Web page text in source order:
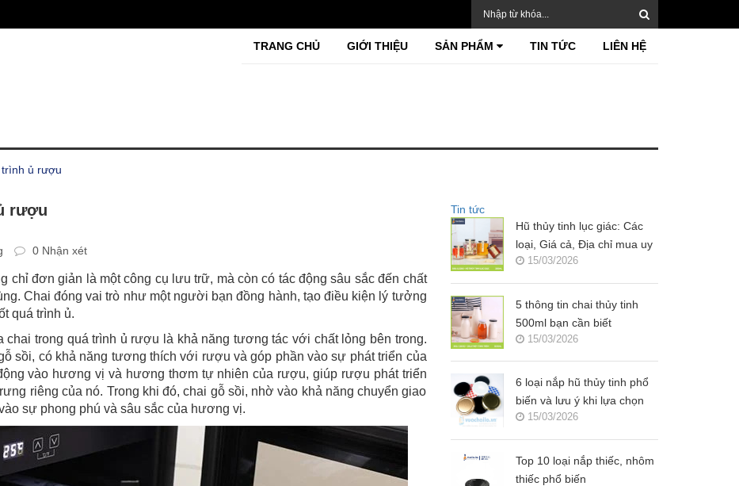
TRANG CHỦ GIỚI THIỆU SẢN PHẨM TIN TỨC LIÊN HỆ
trình ủ rượu
rượu
0 Nhận xét
chỉ đơn giản là một công cụ lưu trữ, mà còn có tác động sâu sắc đến chất
Chai đóng vai trò như một người bạn đồng hành, tạo điều kiện lý tưởng
quá trình ủ.
chai trong quá trình ủ rượu là khả năng tương tác với chất lỏng bên trong.
sồi, có khả năng tương thích với rượu và góp phần vào sự phát triển của
vào hương vị và hương thơm tự nhiên của rượu, giúp rượu phát triển
riêng của nó. Trong khi đó, chai gỗ sồi, nhờ vào khả năng chuyển giao
sự phong phú và sâu sắc của hương vị.
Tin tức
Hũ thủy tinh lục giác: Các
loại, Giá cả, Địa chỉ mua uy
tín?15/03/2026
5 thông tin chai thủy tinh
500ml bạn cần biết
15/03/2026
6 loại nắp hũ thủy tinh phổ
biến và lưu ý khi lựa chọn
15/03/2026
Top 10 loại nắp thiếc, nhôm
thiếc phổ biến